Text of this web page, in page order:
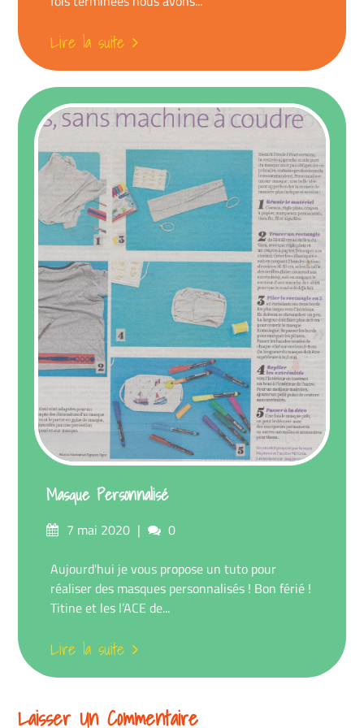
Lire la suite
Masque Personnalisé
Posté7 mai 2020 commentaires
0
Aujourd'hui je vous propose un tuto pour
réaliser des masques personnalisés ! Bon férié !
Titine et les l’ACE de...
Lire la suite
Laisser Un Commentaire